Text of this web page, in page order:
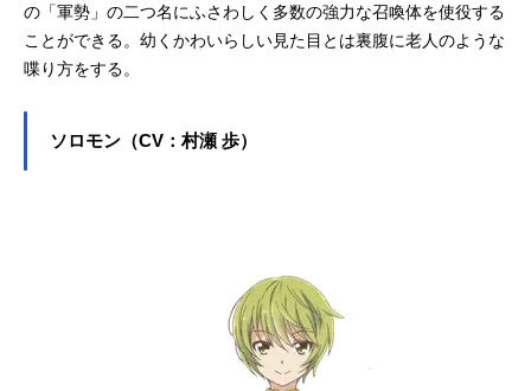
の「軍勢」の二つ名にふさわしく多数の強力な召喚体を使役する
ことができる。幼くかわいらしい見た目とは裏腹に老人のような
喋り方をする。
ソロモン（CV：村瀬 歩）